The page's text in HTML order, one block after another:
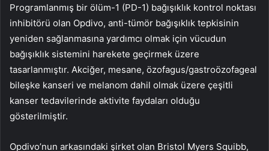
Programlanmış bir ölüm-1 (PD-1) bağışıklık kontrol noktası
inhibitörü olan Opdivo, anti-tümör bağışıklık tepkisinin
yeniden sağlanmasına yardımcı olmak için vücudun
bağışıklık sistemini harekete geçirmek üzere
tasarlanmıştır. Akciğer, mesane, özofagus/gastroözofageal
bileşke kanseri ve melanom dahil olmak üzere çeşitli
kanser tedavilerinde aktivite faydaları olduğu
gösterilmiştir.
Opdivo’nun arkasındaki şirket olan Bristol Myers Squibb,